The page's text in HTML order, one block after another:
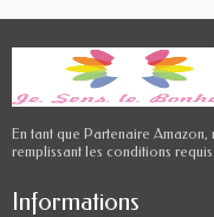
En tant que Partenaire Amazon,
remplissant les conditions
Informations